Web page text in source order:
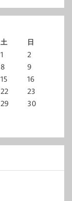
土 日
1
2
8
9
15
16
22
23
29
30